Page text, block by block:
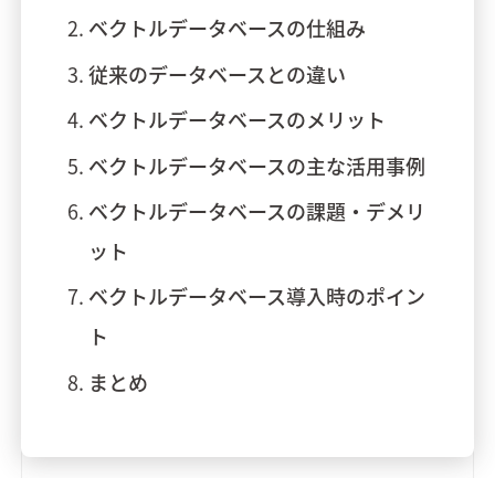
ベクトルデータベースの仕組み
従来のデータベースとの違い
ベクトルデータベースのメリット
ベクトルデータベースの主な活用事例
ベクトルデータベースの課題・デメリ
ット
ベクトルデータベース導入時のポイン
ト
まとめ